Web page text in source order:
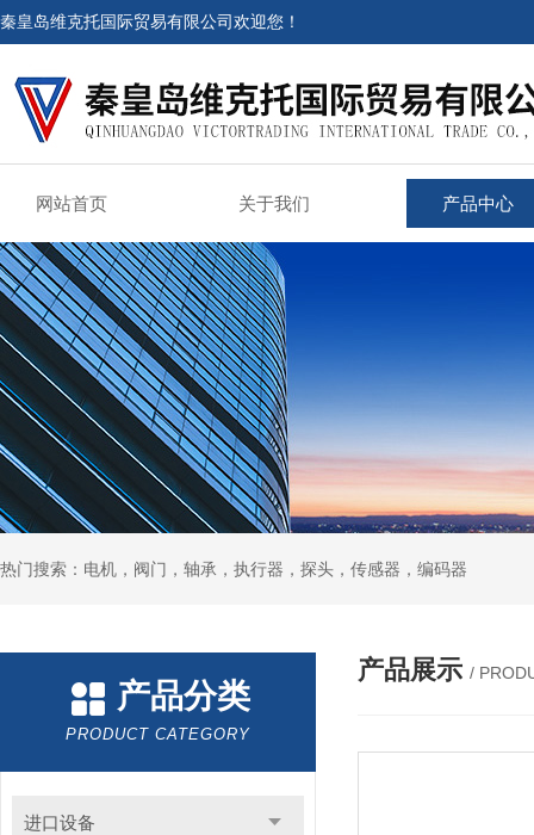
秦皇岛维克托国际贸易有限公司欢迎您！
网站首页 关于我们 产品中心
热门搜索：电机，阀门，轴承，执行器，探头，传感器，编码器
产品分类
PRODUCT CATEGORY
进口设备
产品展示 /